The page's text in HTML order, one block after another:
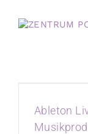
Inhalt
springen
Ableton